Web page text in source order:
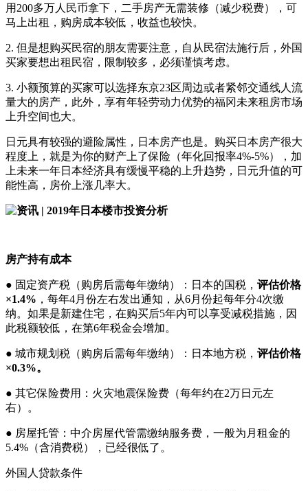
用200多万人民币拿下，二手房产无需装修（减少税费），可
马上出租，购房成本较低，收益也较快。
2. 但是想购买民宿的朋友需要注意，自从民宿法施行后，外国
买家要想出租民宿，限制较多，必须谨慎考虑。
3. 小额预算的买家可以选择东京23区周边或者紧邻交通线人流
量大的房产，此外，享有年轻劳动力优势的福冈未来租房市场
上升空间也大。
日元具有较强的避险属性，日本房产也是。购买日本房产很大
程度上，就是为你的财产上了保险（年化回报率4%-5%），加
上未来一年日本经济具有缓慢平稳的上升趋势，日元升值的可
能性高，房价上涨几率大。
房产持有成本
● 固定资产税（购房后需每年缴纳）：日本的国税， 评估价格
×1.4% ，每年4月份左右发出通知，从6月份起每年分4次缴
纳。如果是新建住宅，在购买后5年内可以享受减税措施，因
此税额较低，在第6年税金会增加。
● 城市规划税（购房后需每年缴纳）：日本地方税， 评估价格
×0.3%。
● 其它保险费用：火灾地震保险费（每年约在2万日元左
右）。
● 房屋托管：中介房屋代管需缴纳服务费，一般为月租金的
5.4%（含消费税），已经很低了。
外国人贷款条件